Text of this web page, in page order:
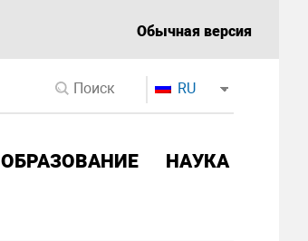
Обычная версия
RU
ОБРАЗОВАНИЕ НАУКА